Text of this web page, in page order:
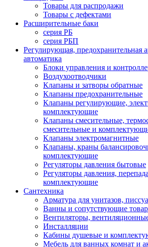
Товары для распродажи
Товары с дефектами
Расширительные баки
серия РБ
серия РБП
Регулирующая, предохранительная
автоматика
Блоки управления и
Воздухоотводчики
Клапаны и затворы обратные
Клапаны предохранительные
Клапаны регулирующие,
комплектующие
Клапаны смесительные,
смесительные и
Клапаны электромагнитные
Клапаны, краны
комплектующие
Регуляторы давления бытовые
Регуляторы давления,
комплектующие
Сантехника
Арматура для унитазов,
Ванны и сопутствующие
Вентиляторы,
Инсталляции
Кабины душевые и
Мебель для ванных комнат и